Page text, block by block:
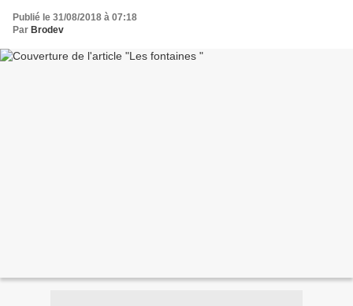
Publié le 31/08/2018 à 07:18
Par Brodev